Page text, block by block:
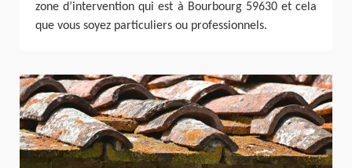
zone d’intervention qui est à Bourbourg 59630 et cela
que vous soyez particuliers ou professionnels.